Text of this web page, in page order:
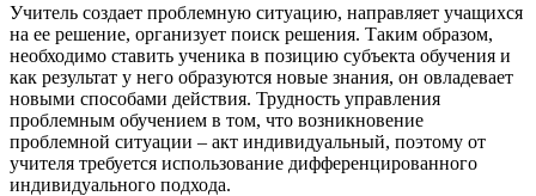
Учитель создает проблемную ситуацию, направляет учащихся
на ее решение, организует поиск решения. Таким образом,
необходимо ставить ученика в позицию субъекта обучения и
как результат у него образуются новые знания, он овладевает
новыми способами действия. Трудность управления
проблемным обучением в том, что возникновение
проблемной ситуации – акт индивидуальный, поэтому от
учителя требуется использование дифференцированного
индивидуального подхода.